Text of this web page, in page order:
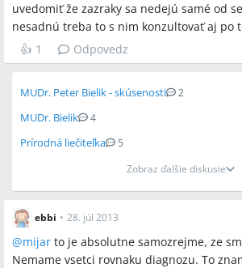
uvedomiť že zazraky sa nedejú samé od
nesadnú treba to s nim konzultovať aj po
👍 1 Odpovedz
MUDr. Peter Bielik - skúsenosti 2
MUDr. Bielik 4
Prírodná liečiteľka
5
Zobraz ďalšie diskusie
ebbi • 28. júl 2013
@mijar to je absolutne samozrejme, ze
Nemame vsetci rovnaku diagnozu. To